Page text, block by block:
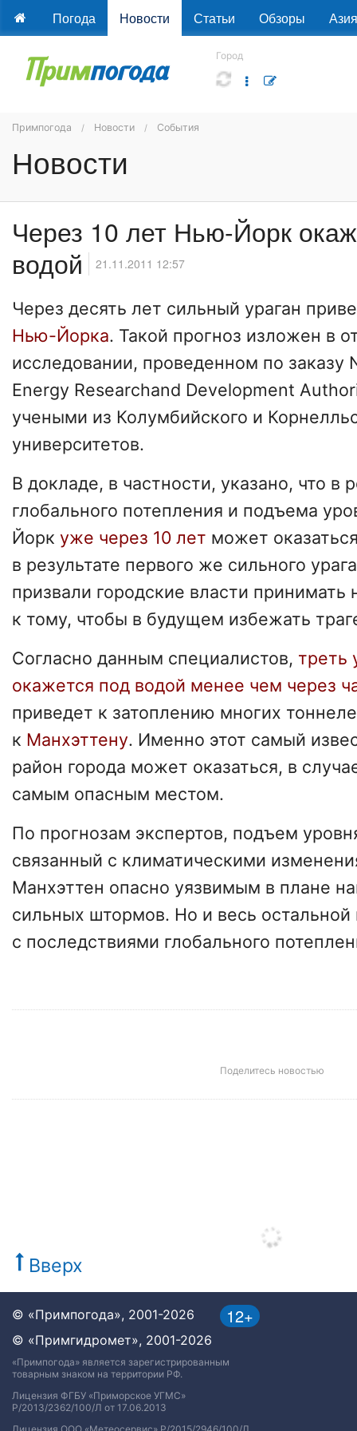
Погода Новости Статьи Обзоры Азия
Город
Примпогода Новости События
Новости
Через 10 лет Нью-Йорк
водой
21.11.2011 12:57
Через десять лет сильный ураган
Нью-Йорка. Такой прогноз изложен в
исследовании, проведенном по заказу
Energy Researchand Development
учеными из Колумбийского и
университетов.
В докладе, в частности, указано, что в
глобального потепления и подъема
Йорк уже через 10 лет может
в результате первого же сильного
призвали городские власти
к тому, чтобы в будущем избежать
Согласно данным специалистов, треть
окажется под водой менее чем через
приведет к затоплению многих
к Манхэттену. Именно этот самый
район города может оказаться, в
самым опасным местом.
По прогнозам экспертов, подъем
связанный с климатическими
Манхэттен опасно уязвимым в плане
сильных штормов. Но и весь остальной
с последствиями глобального
Поделитесь новостью
Вверх
12+
© «Примпогода», 2001-2026
© «Примгидромет», 2001-2026
«Примпогода» является зарегистрированным
товарным знаком на территории РФ.
Лицензия ФГБУ «Приморское УГМС»
Р/2013/2362/100/Л от 17.06.2013